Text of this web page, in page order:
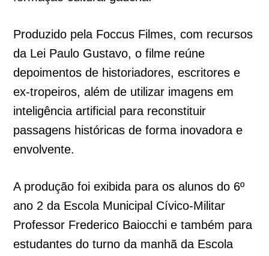
Produzido pela Foccus Filmes, com recursos
da Lei Paulo Gustavo, o filme reúne
depoimentos de historiadores, escritores e
ex-tropeiros, além de utilizar imagens em
inteligência artificial para reconstituir
passagens históricas de forma inovadora e
envolvente.
A produção foi exibida para os alunos do 6º
ano 2 da Escola Municipal Cívico-Militar
Professor Frederico Baiocchi e também para
estudantes do turno da manhã da Escola